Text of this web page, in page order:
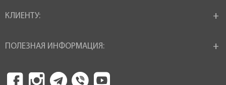
КЛИЕНТУ:
ПОЛЕЗНАЯ ИНФОРМАЦИЯ: